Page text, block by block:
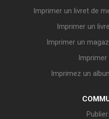
Imprimer un livret de
Imprimer un
Imprimer un
Imprimer
Imprimez un